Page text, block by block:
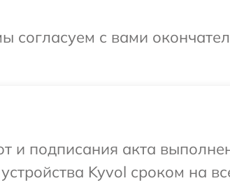
согласуем с вами
и подписания акта
Kyvol сроком на